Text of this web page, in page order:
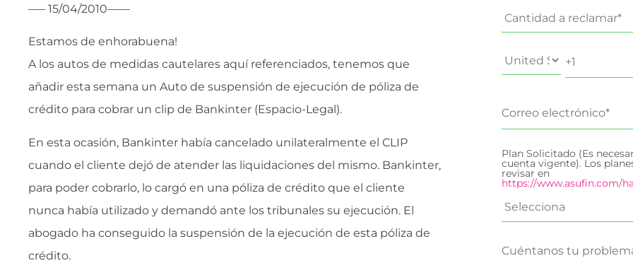
—– 15/04/2010——
Estamos de enhorabuena!
A los autos de medidas cautelares aquí referenciados, tenemos que
añadir esta semana un Auto de suspensión de ejecución de póliza de
crédito para cobrar un clip de Bankinter (Espacio-Legal).
En esta ocasión, Bankinter había cancelado unilateralmente el CLIP
cuando el cliente dejó de atender las liquidaciones del mismo. Bankinter,
para poder cobrarlo, lo cargó en una póliza de crédito que el cliente
nunca había utilizado y demandó ante los tribunales su ejecución. El
abogado ha conseguido la suspensión de la ejecución de esta póliza de
crédito.
Plan Solicitado (Es
cuenta vigente). Los
revisar en
https://www.asufin.com/